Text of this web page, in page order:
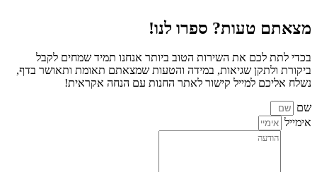
מצאתם טעות? ספרו לנו!
בכדי לתת לכם את השירות הטוב ביותר אנחנו תמיד שמחים לקבל
ביקורת ולתקן שגיאות, במידה והטעות שמצאתם תאומת ותאושר בדף,
נשלח אליכם למייל קישור לאתר החנות עם הנחה אקראית!
שם
אימייל